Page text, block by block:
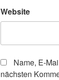
Website
Name, E-
nächsten